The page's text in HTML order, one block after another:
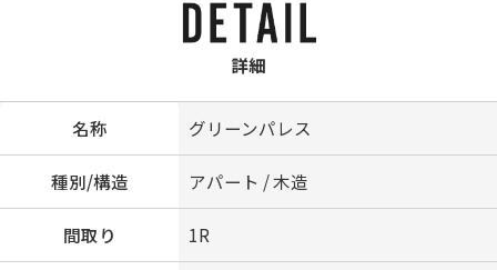
詳細
名称 グリーンパレス
種別/構造 アパート / 木造
間取り 1R